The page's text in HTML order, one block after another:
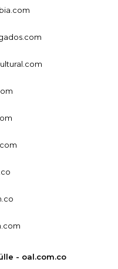
- oal.com.co